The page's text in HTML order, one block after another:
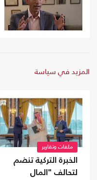
المزيد في سياسة
ملفات وتقارير
الخبرة التركية تنضم
لتحالف "المال